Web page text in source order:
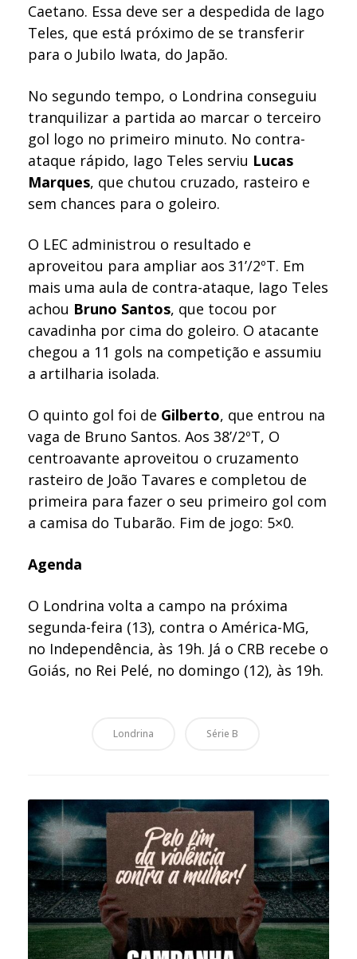
Caetano. Essa deve ser a despedida de Iago
Teles, que está próximo de se transferir
para o Jubilo Iwata, do Japão.
No segundo tempo, o Londrina conseguiu
tranquilizar a partida ao marcar o terceiro
gol logo no primeiro minuto. No contra-
ataque rápido, Iago Teles serviu Lucas
Marques, que chutou cruzado, rasteiro e
sem chances para o goleiro.
O LEC administrou o resultado e
aproveitou para ampliar aos 31’/2ºT. Em
mais uma aula de contra-ataque, Iago Teles
achou Bruno Santos, que tocou por
cavadinha por cima do goleiro. O atacante
chegou a 11 gols na competição e assumiu
a artilharia isolada.
O quinto gol foi de Gilberto, que entrou na
vaga de Bruno Santos. Aos 38’/2ºT, O
centroavante aproveitou o cruzamento
rasteiro de João Tavares e completou de
primeira para fazer o seu primeiro gol com
a camisa do Tubarão. Fim de jogo: 5×0.
Agenda
O Londrina volta a campo na próxima
segunda-feira (13), contra o América-MG,
no Independência, às 19h. Já o CRB recebe o
Goiás, no Rei Pelé, no domingo (12), às 19h.
Londrina Série B